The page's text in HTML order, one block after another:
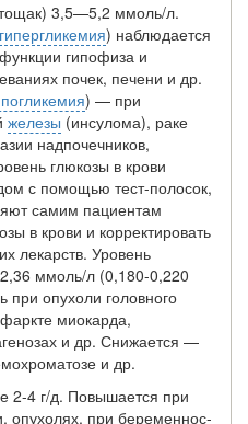
3,5—5,2 ммоль/л.
гипергликемия) наблюдает­ся
гипофиза и
почек, печени и др.
) — при
железы (инсулома), раке
надпочечников,
глюкозы в крови
с помощью тест-полосок,
самим пациентам
в крови и корректировать
лекарств. Уровень
ммоль/л (0,180-0,220
опухоли головного
миокар­да,
и др. Снижает­ся —
и др.
2-4 г/д. Повышается при
опухолях, при беременнос­